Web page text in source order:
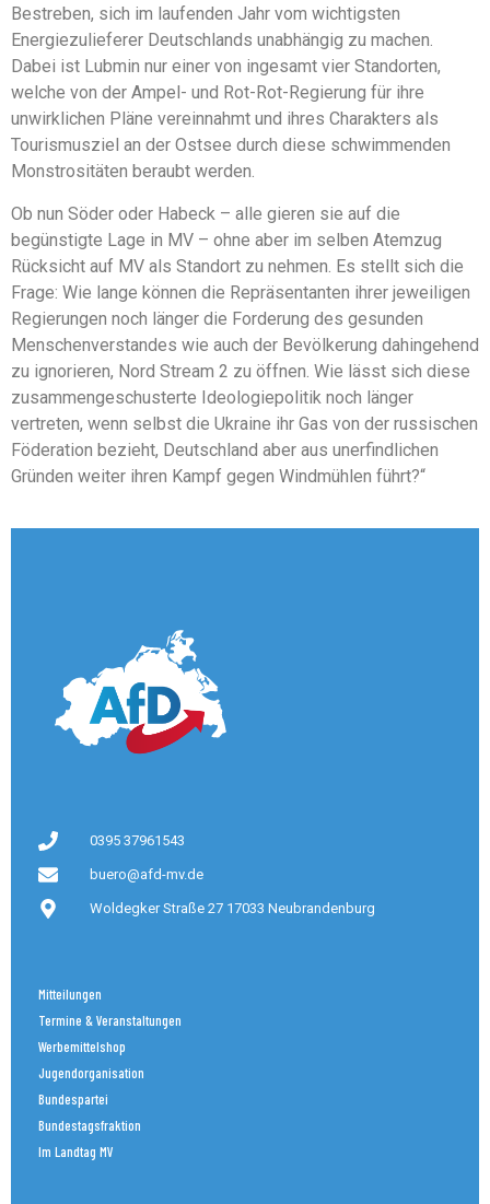
Bestreben, sich im laufenden Jahr vom wichtigsten
Energiezulieferer Deutschlands unabhängig zu machen.
Dabei ist Lubmin nur einer von ingesamt vier Standorten,
welche von der Ampel- und Rot-Rot-Regierung für ihre
unwirklichen Pläne vereinnahmt und ihres Charakters als
Tourismusziel an der Ostsee durch diese schwimmenden
Monstrositäten beraubt werden.
Ob nun Söder oder Habeck – alle gieren sie auf die
begünstigte Lage in MV – ohne aber im selben Atemzug
Rücksicht auf MV als Standort zu nehmen. Es stellt sich die
Frage: Wie lange können die Repräsentanten ihrer jeweiligen
Regierungen noch länger die Forderung des gesunden
Menschenverstandes wie auch der Bevölkerung dahingehend
zu ignorieren, Nord Stream 2 zu öffnen. Wie lässt sich diese
zusammengeschusterte Ideologiepolitik noch länger
vertreten, wenn selbst die Ukraine ihr Gas von der russischen
Föderation bezieht, Deutschland aber aus unerfindlichen
Gründen weiter ihren Kampf gegen Windmühlen führt?“
0395 37961543
buero@afd-mv.de
Woldegker Straße 27 17033 Neubrandenburg
Mitteilungen
Termine & Veranstaltungen
Werbemittelshop
Jugendorganisation
Bundespartei
Bundestagsfraktion
Im Landtag MV